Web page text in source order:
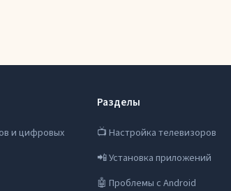
и цифровых
Разделы
📺 Настройка телевизоров
📲 Установка приложений
🤖 Проблемы с Android